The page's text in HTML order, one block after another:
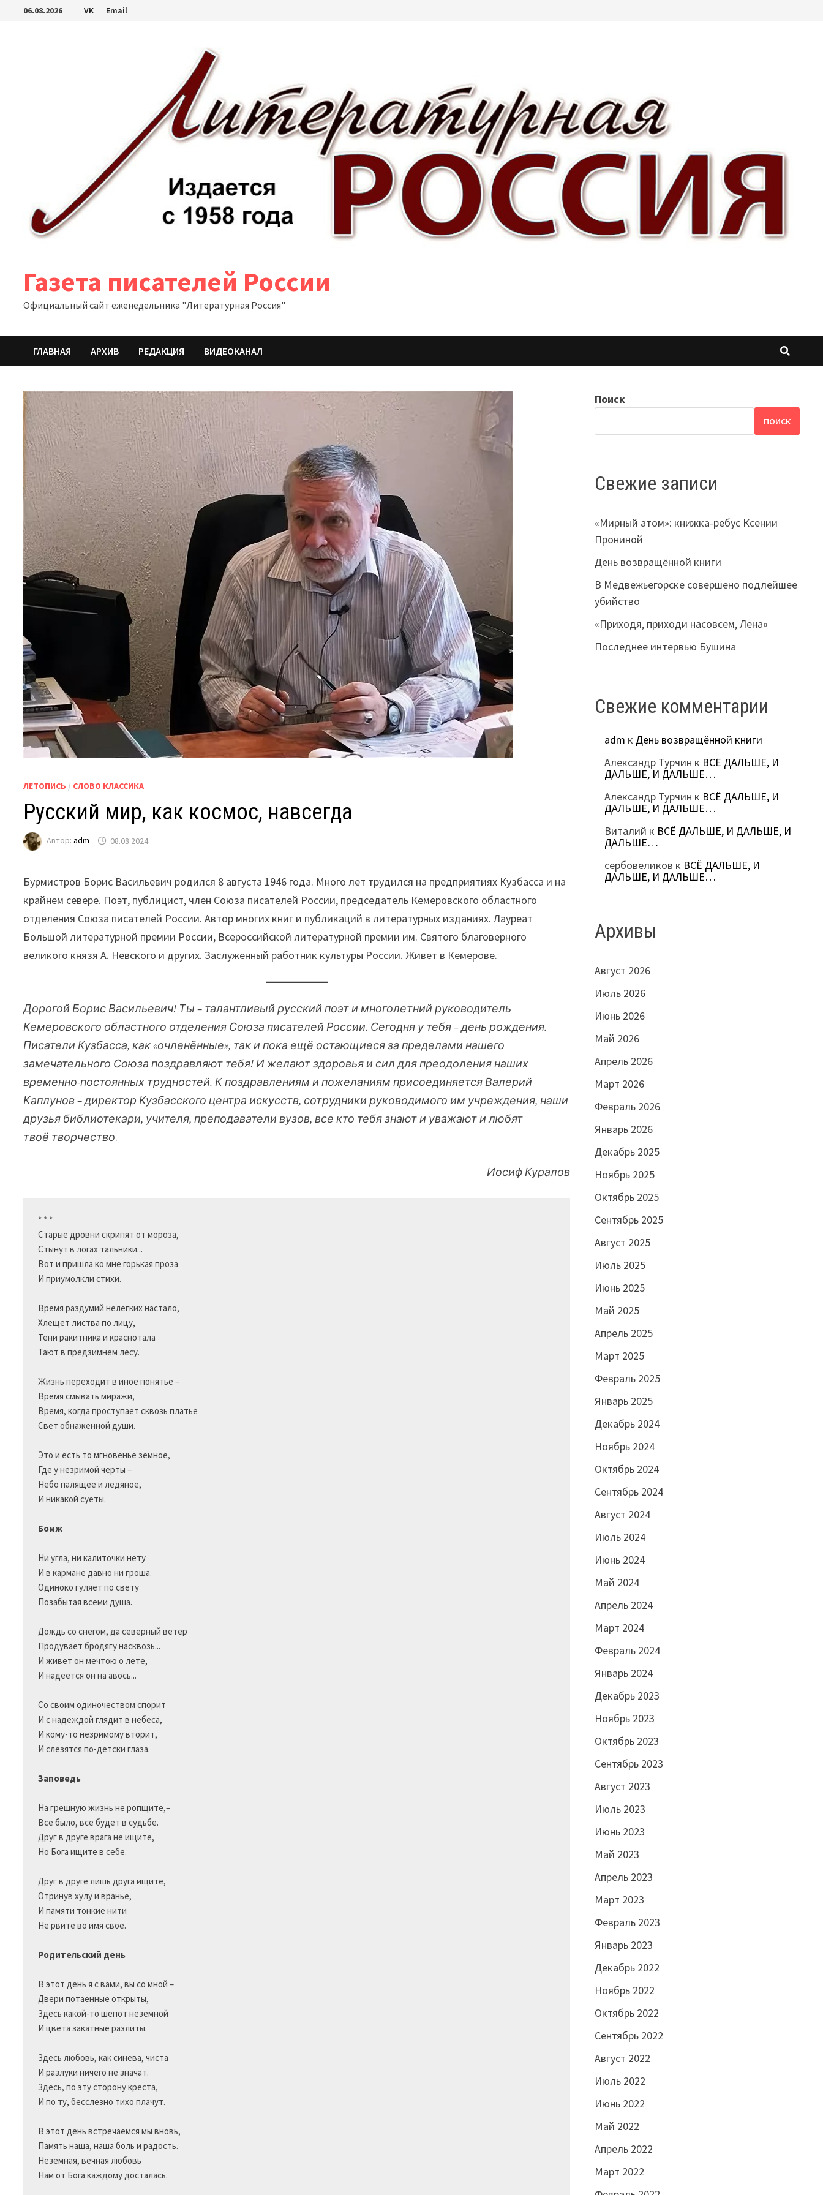
Перейти06.08.2026 VK Email
Газета писателей России
Официальный сайт еженедельника "Литературная Россия"
ГЛАВНАЯ АРХИВ РЕДАКЦИЯ ВИДЕОКАНАЛ
ЛЕТОПИСЬ / СЛОВО КЛАССИКА
Русский мир, как космос, навсегда
Автор:adm 08.08.2024
Бурмистров Борис Васильевич родился 8 августа 1946 года. Много лет трудился на предприятиях Кузбасса и на
крайнем севере. Поэт, публицист, член Союза писателей России, председатель Кемеровского областного
отделения Союза писателей России. Автор многих книг и публикаций в литературных изданиях. Лауреат
Большой литературной премии России, Всероссийской литературной премии им. Святого благоверного
великого князя А. Невского и других. Заслуженный работник культуры России. Живет в Кемерове.
Дорогой Борис Васильевич! Ты – талантливый русский поэт и многолетний руководитель
Кемеровского областного отделения Союза писателей России. Сегодня у тебя – день рождения.
Писатели Кузбасса, как «очленённые», так и пока ещё остающиеся за пределами нашего
замечательного Союза поздравляют тебя! И желают здоровья и сил для преодоления наших
временно-постоянных трудностей. К поздравлениям и пожеланиям присоединяется Валерий
Каплунов – директор Кузбасского центра искусств, сотрудники руководимого им учреждения, наши
друзья библиотекари, учителя, преподаватели вузов, все кто тебя знают и уважают и любят
твоё творчество.
Иосиф Куралов
* * *
Старые дровни скрипят от мороза,
Стынут в логах тальники...
Вот и пришла ко мне горькая проза
И приумолкли стихи.
Время раздумий нелегких настало,
Хлещет листва по лицу,
Тени ракитника и краснотала
Тают в предзимнем лесу.
Жизнь переходит в иное понятье –
Время смывать миражи,
Время, когда проступает сквозь платье
Свет обнаженной души.
Это и есть то мгновенье земное,
Где у незримой черты –
Небо палящее и ледяное,
И никакой суеты.
Бомж
Ни угла, ни калиточки нету
И в кармане давно ни гроша.
Одиноко гуляет по свету
Позабытая всеми душа.
Дождь со снегом, да северный ветер
Продувает бродягу насквозь...
И живет он мечтою о лете,
И надеется он на авось...
Со своим одиночеством спорит
И с надеждой глядит в небеса,
И кому-то незримому вторит,
И слезятся по-детски глаза.
Заповедь
На грешную жизнь не ропщите,–
Все было, все будет в судьбе.
Друг в друге врага не ищите,
Но Бога ищите в себе.
Друг в друге лишь друга ищите,
Отринув хулу и вранье,
И памяти тонкие нити
Не рвите во имя свое.
Родительский день
В этот день я с вами, вы со мной –
Двери потаенные открыты,
Здесь какой-то шепот неземной
И цвета закатные разлиты.
Здесь любовь, как синева, чиста
И разлуки ничего не значат.
Здесь, по эту сторону креста,
И по ту, бесслезно тихо плачут.
В этот день встречаемся мы вновь,
Память наша, наша боль и радость.
Неземная, вечная любовь
Нам от Бога каждому досталась.
Поиск
ПОИСК
Свежие записи
«Мирный атом»: книжка-ребус Ксении
Прониной
День возвращённой книги
В Медвежьегорске совершено подлейшее
убийство
«Приходя, приходи насовсем, Лена»
Последнее интервью Бушина
Свежие комментарии
adm к День возвращённой книги
Александр Турчин к ВСЁ ДАЛЬШЕ, И
ДАЛЬШЕ, И ДАЛЬШЕ…
Александр Турчин к ВСЁ ДАЛЬШЕ, И
ДАЛЬШЕ, И ДАЛЬШЕ…
Виталий к ВСЁ ДАЛЬШЕ, И ДАЛЬШЕ, И
ДАЛЬШЕ…
сербовеликов к ВСЁ ДАЛЬШЕ, И
ДАЛЬШЕ, И ДАЛЬШЕ…
Архивы
Август 2026
Июль 2026
Июнь 2026
Май 2026
Апрель 2026
Март 2026
Февраль 2026
Январь 2026
Декабрь 2025
Ноябрь 2025
Октябрь 2025
Сентябрь 2025
Август 2025
Июль 2025
Июнь 2025
Май 2025
Апрель 2025
Март 2025
Февраль 2025
Январь 2025
Декабрь 2024
Ноябрь 2024
Октябрь 2024
Сентябрь 2024
Август 2024
Июль 2024
Июнь 2024
Май 2024
Апрель 2024
Март 2024
Февраль 2024
Январь 2024
Декабрь 2023
Ноябрь 2023
Октябрь 2023
Сентябрь 2023
Август 2023
Июль 2023
Июнь 2023
Май 2023
Апрель 2023
Март 2023
Февраль 2023
Январь 2023
Декабрь 2022
Ноябрь 2022
Октябрь 2022
Сентябрь 2022
Август 2022
Июль 2022
Июнь 2022
Май 2022
Апрель 2022
Март 2022